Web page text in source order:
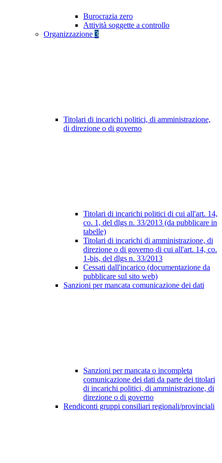
Burocrazia zero
Attività soggette a controllo
Organizzazione 3
Titolari di incarichi politici, di amministrazione,
di direzione o di governo
Titolari di incarichi politici di cui all'art. 14,
co. 1, del dlgs n. 33/2013 (da pubblicare in
tabelle)
Titolari di incarichi di amministrazione, di
direzione o di governo di cui all'art. 14, co.
1-bis, del dlgs n. 33/2013
Cessati dall'incarico (documentazione da
pubblicare sul sito web)
Sanzioni per mancata comunicazione dei dati
Sanzioni per mancata o incompleta
comunicazione dei dati da parte dei titolari
di incarichi politici, di amministrazione, di
direzione o di governo
Rendiconti gruppi consiliari regionali/provinciali